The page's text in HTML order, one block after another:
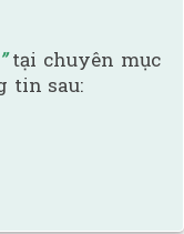
tại chuyên mục
tin sau: